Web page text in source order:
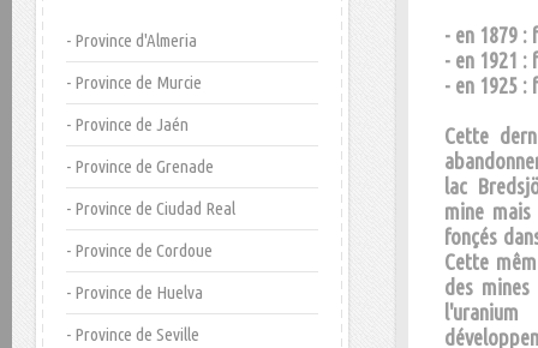
- Province d'Almeria
- Province de Murcie
- Province de Jaén
- Province de Grenade
- Province de Ciudad Real
- Province de Cordoue
- Province de Huelva
- Province de Seville
- en 1879
- en 1921
- en 1925
Cette
lac
mine
fonçés
Cette
des